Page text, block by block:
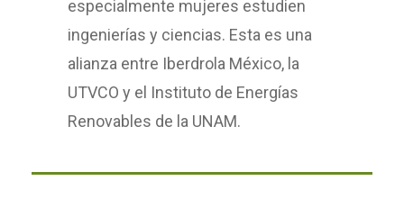
especialmente mujeres estudien
ingenierías y ciencias. Esta es una
alianza entre Iberdrola México, la
UTVCO y el Instituto de Energías
Renovables de la UNAM.